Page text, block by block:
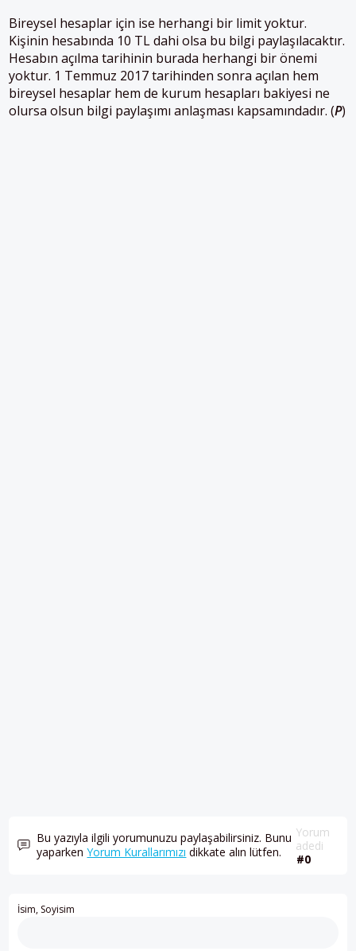
Bireysel hesaplar için ise herhangi bir limit yoktur.
Kişinin hesabında 10 TL dahi olsa bu bilgi paylaşılacaktır.
Hesabın açılma tarihinin burada herhangi bir önemi
yoktur. 1 Temmuz 2017 tarihinden sonra açılan hem
bireysel hesaplar hem de kurum hesapları bakiyesi ne
olursa olsun bilgi paylaşımı anlaşması kapsamındadır. (P)
Bu yazıyla ilgili yorumunuzu paylaşabilirsiniz. Bunu
yaparkenYorum Kurallarımızı dikkate alın lütfen.
Yorum
adedi
#0
İsim, Soyisim